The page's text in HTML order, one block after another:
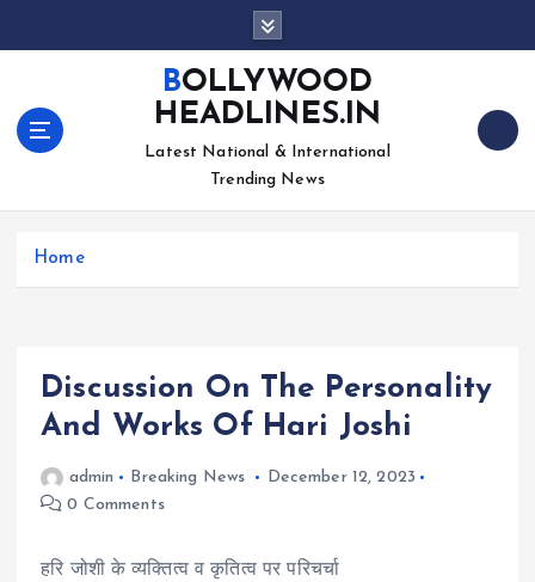
BOLLYWOOD
HEADLINES.IN
Latest National & International
Trending News
Home
Discussion On The Personality
And Works Of Hari Joshi
admin Breaking News
December 12, 2023
0 Comments
हरि जोशी के व्यक्तित्व व कृतित्व पर परिचर्चा